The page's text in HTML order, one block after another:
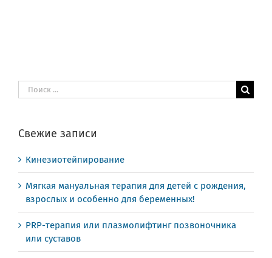
Результат
поиска:
Свежие записи
Кинезиотейпирование
Мягкая мануальная терапия для детей с рождения,
взрослых и особенно для беременных!
PRP-терапия или плазмолифтинг позвоночника
или суставов